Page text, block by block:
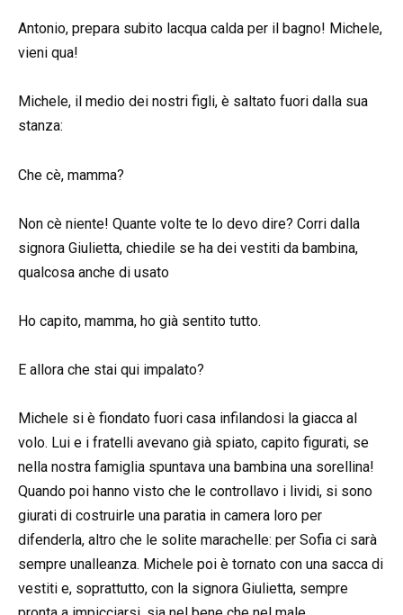
Antonio, prepara subito lacqua calda per il bagno! Michele,
vieni qua!
Michele, il medio dei nostri figli, è saltato fuori dalla sua
stanza:
Che cè, mamma?
Non cè niente! Quante volte te lo devo dire? Corri dalla
signora Giulietta, chiedile se ha dei vestiti da bambina,
qualcosa anche di usato
Ho capito, mamma, ho già sentito tutto.
E allora che stai qui impalato?
Michele si è fiondato fuori casa infilandosi la giacca al
volo. Lui e i fratelli avevano già spiato, capito figurati, se
nella nostra famiglia spuntava una bambina una sorellina!
Quando poi hanno visto che le controllavo i lividi, si sono
giurati di costruirle una paratia in camera loro per
difenderla, altro che le solite marachelle: per Sofia ci sarà
sempre unalleanza. Michele poi è tornato con una sacca di
vestiti e, soprattutto, con la signora Giulietta, sempre